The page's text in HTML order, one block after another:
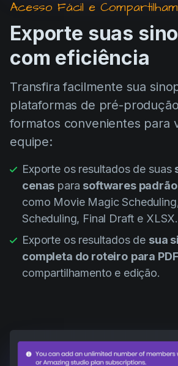
Acesso Fácil e
Exporte suas
com eficiência
Transfira facilmente sua
plataformas de pré-
formatos convenientes para
equipe:
Exporte os resultados de suas
cenas para softwares
como Movie Magic
Scheduling, Final Draft e XLSX.
Exporte os resultados de sua
completa do roteiro para PDF
compartilhamento e edição.